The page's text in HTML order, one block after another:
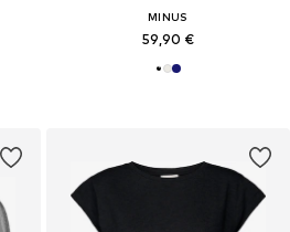
MINUS
59,90 €